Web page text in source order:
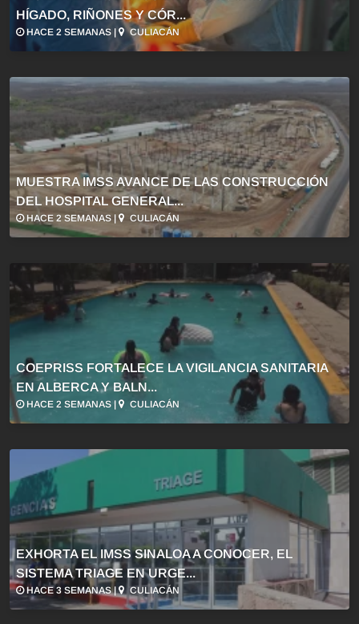
HÍGADO, RIÑONES Y CÓR...
HACE 2 SEMANAS | CULIACÁN
MUESTRA IMSS AVANCE DE LAS CONSTRUCCIÓN
DEL HOSPITAL GENERAL...
HACE 2 SEMANAS | CULIACÁN
COEPRISS FORTALECE LA VIGILANCIA SANITARIA
EN ALBERCA Y BALN...
HACE 2 SEMANAS | CULIACÁN
EXHORTA EL IMSS SINALOA A CONOCER, EL
SISTEMA TRIAGE EN URGE...
HACE 3 SEMANAS | CULIACÁN